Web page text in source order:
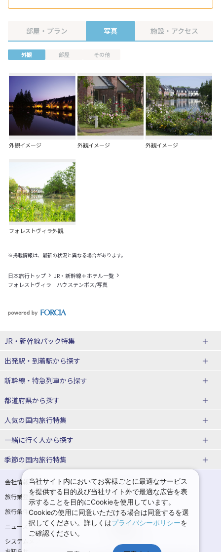
部屋・プラン 写真 施設・アクセス
外観 部屋 その他
外観イメージ 外観イメージ 外観イメージ
フォレストヴィラ外観
※掲載情報は、最新の状況と異なる場合があります。
日本旅行トップ
JR・新幹線＋ホテル一覧
フォレストヴィラ ハウステンボス/写真
JR・新幹線パック特集
JR・新幹線＋ホテルパック
出張パック
出発駅・到着駅から探す
秋田⇔東京 新幹線パック
仙台→東京 新幹線パック
富山⇔東京 新幹線パック
東京→仙台 新幹線パック
東京→金沢 新幹線パック
東京⇔軽井沢 新幹線パック 東京→長野 新幹線パック
東京→名古屋 新幹線パック 東京→京都 新幹線パック
東京→大阪（新大阪） 新幹線パッ
ク
東京→神戸（新神戸） 新幹線パッ
ク
東京→岡山 新幹線パック 東京→広島 新幹線パック
新幹線・特急列車から探す
北海道新幹線 旅行
山形新幹線 旅行
東海道新幹線 旅行
上越新幹線 旅行
九州新幹線 旅行 西九州新幹線 旅行
特急サンダーバード 旅行
都道府県から探す
北海道旅行・ツアー
東北
青森旅行・ツアー 岩手旅行・ツアー
宮城旅行・ツアー 秋田旅行・ツアー
山形旅行・ツアー 福島旅行・ツアー
関東
人気の国内旅行特集
東京ディズニーリゾート®への旅
ユニバーサル・スタジオ・ジャパ
温泉旅行 日帰り旅行
一緒に行く人から探す
一人旅 国内版
カップル・夫婦旅行 国内版 女子旅 国内版
卒業旅行・学生旅行 国内版
季節の国内旅行特集
桜・お花見特集
ゴールデンウィーク（GW）の国内
旅行
夏休み・お盆の国内旅行 7月の国内旅行
8月の国内旅行 9月の国内旅行
10月の国内旅行 11月の国内旅行
会社情報
プライバシーポリシー
旅行業登録票・約款
規約集
旅行条件書
商標について
ニュースリリース
採用情報
システムメンテナンスの
当社サイト内においてお客様ごとに最適なサービス
を提供する目的及び当社サイト外で最適な広告を表
示することを目的にCookieを使用しています。
Cookieの使用に同意いただける場合は同意するを選
択してください。詳しくはプライバシーポリシーを
ご確認ください。